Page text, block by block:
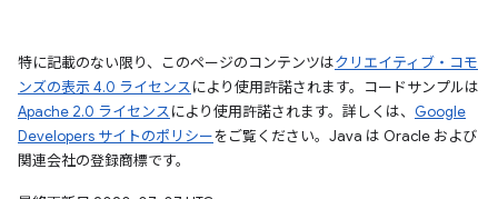
特に記載のない限り、このページのコンテンツはクリエイティブ・コモ
ンズの表示 4.0 ライセンスにより使用許諾されます。コードサンプルは
Apache 2.0 ライセンスにより使用許諾されます。詳しくは、 Google
Developers サイトのポリシーをご覧ください。Java は Oracle および
関連会社の登録商標です。